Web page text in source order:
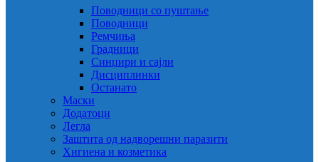
Поводници со пуштање
Поводници
Ремчиња
Градници
Синџири и сајли
Дисциплинки
Останато
Маски
Додатоци
Легла
Заштита од надворешни паразити
Хигиена и козметика